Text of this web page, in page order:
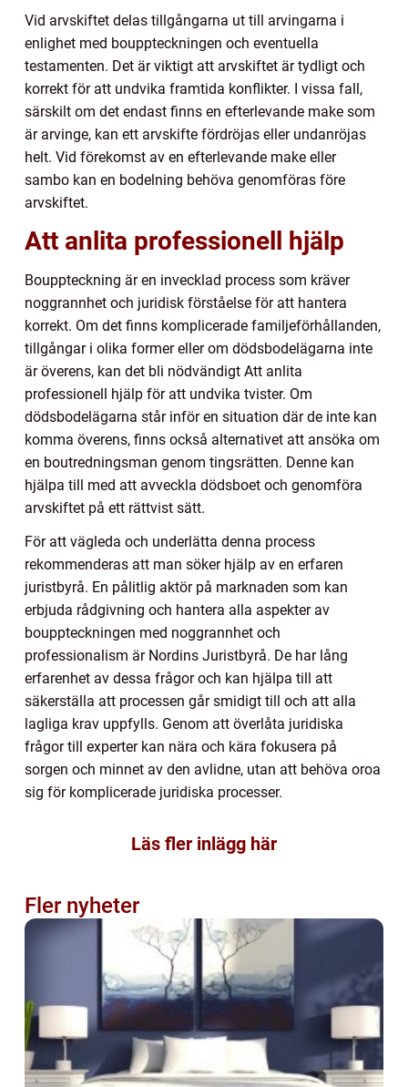
Vid arvskiftet delas tillgångarna ut till arvingarna i
enlighet med bouppteckningen och eventuella
testamenten. Det är viktigt att arvskiftet är tydligt och
korrekt för att undvika framtida konflikter. I vissa fall,
särskilt om det endast finns en efterlevande make som
är arvinge, kan ett arvskifte fördröjas eller undanröjas
helt. Vid förekomst av en efterlevande make eller
sambo kan en bodelning behöva genomföras före
arvskiftet.
Att anlita professionell hjälp
Bouppteckning är en invecklad process som kräver
noggrannhet och juridisk förståelse för att hantera
korrekt. Om det finns komplicerade familjeförhållanden,
tillgångar i olika former eller om dödsbodelägarna inte
är överens, kan det bli nödvändigt Att anlita
professionell hjälp för att undvika tvister. Om
dödsbodelägarna står inför en situation där de inte kan
komma överens, finns också alternativet att ansöka om
en boutredningsman genom tingsrätten. Denne kan
hjälpa till med att avveckla dödsboet och genomföra
arvskiftet på ett rättvist sätt.
För att vägleda och underlätta denna process
rekommenderas att man söker hjälp av en erfaren
juristbyrå. En pålitlig aktör på marknaden som kan
erbjuda rådgivning och hantera alla aspekter av
bouppteckningen med noggrannhet och
professionalism är Nordins Juristbyrå. De har lång
erfarenhet av dessa frågor och kan hjälpa till att
säkerställa att processen går smidigt till och att alla
lagliga krav uppfylls. Genom att överlåta juridiska
frågor till experter kan nära och kära fokusera på
sorgen och minnet av den avlidne, utan att behöva oroa
sig för komplicerade juridiska processer.
Läs fler inlägg här
Fler nyheter